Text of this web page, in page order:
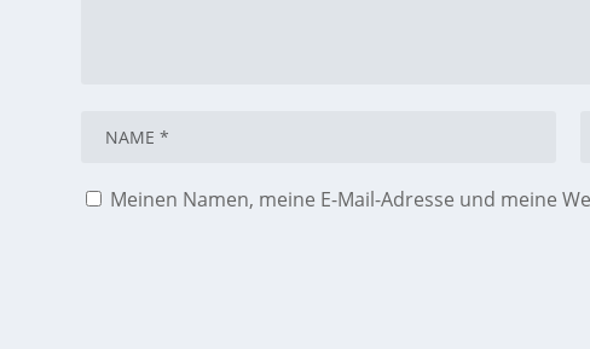
Meinen Namen, meine E-Mail-Adresse und meine